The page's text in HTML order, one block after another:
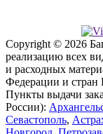
Copyright © 2026
реализацию всех
и расходных
Федерации и
Пункты выдачи
России):
Севастополь,